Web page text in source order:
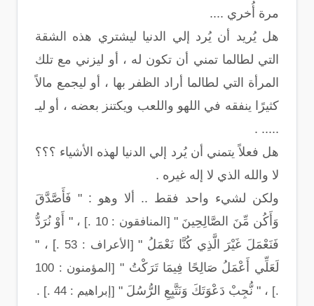
مرة أُخري ....
هل يُريد أن يُرد إلي الدنيا ليشتري هذه الشقة
التي لطالما تمني أن تكون له ، أو ليزني مع تلك
المرأة التي لطالما أراد الظفر بها ، أو ليجمع مالاً
كثيرًا ينفقه في اللهو واللعب ويكتنز بعضه ، أو ليـ
..... .
هل فعلاً يتمني أن يُرد إلي الدنيا لهذه الأشياء ؟؟؟
لا والله الذي لا إله غيره .
ولكن لشيء واحد فقط .. ألا وهو : " فَأَصَّدَّقَ
وَأَكُن مِّنَ الصَّالِحِينَ " [المنافقون : 10 .]
، " أَوْ نُرَدُّ
فَنَعْمَلَ غَيْرَ الَّذِي كُنَّا نَعْمَلُ " [الأعراف : 53 .
] ، "
لَعَلِّي أَعْمَلُ صَالِحًا فِيمَا تَرَكْتُ "
[المؤمنون : 100
.] ، " نُّجِبْ دَعْوَتَكَ وَنَتَّبِعِ الرُّسُلَ " [إبراهيم : 44 .]
.